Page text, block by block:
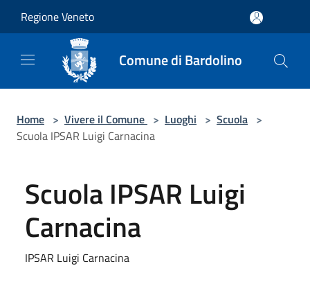
Regione Veneto
Comune di Bardolino
Home > Vivere il Comune > Luoghi > Scuola >
Scuola IPSAR Luigi Carnacina
Scuola IPSAR Luigi
Carnacina
IPSAR Luigi Carnacina